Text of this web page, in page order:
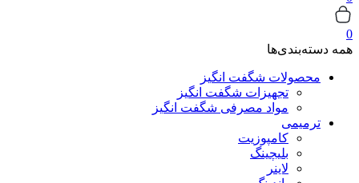
0
همه دسته‌بندی‌ها
محصولات شگفت انگیز
تجهیزات شگفت انگیز
مواد مصرفی شگفت انگیز
ترمیمی
کامپوزیت
بلیچینگ
لاینر